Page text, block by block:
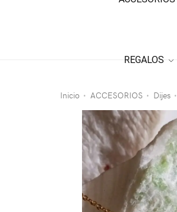
REGALOS
Inicio • ACCESORIOS • Dijes •